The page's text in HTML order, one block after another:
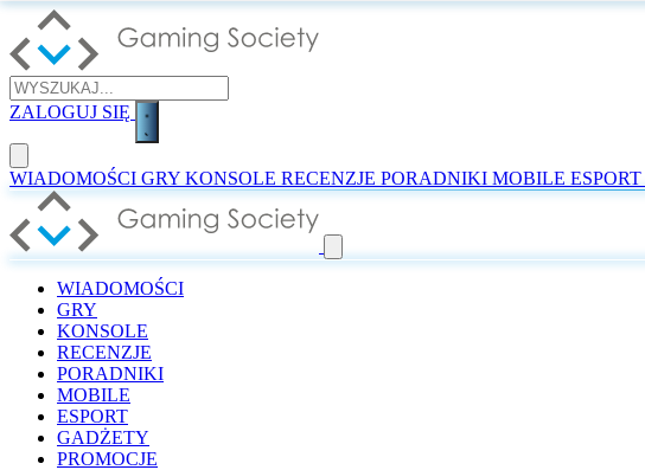
ZALOGUJ SIĘ
WIADOMOŚCI GRY KONSOLE RECENZJE PORADNIKI MOBILE ESPORT
WIADOMOŚCI
GRY
KONSOLE
RECENZJE
PORADNIKI
MOBILE
ESPORT
GADŻETY
PROMOCJE